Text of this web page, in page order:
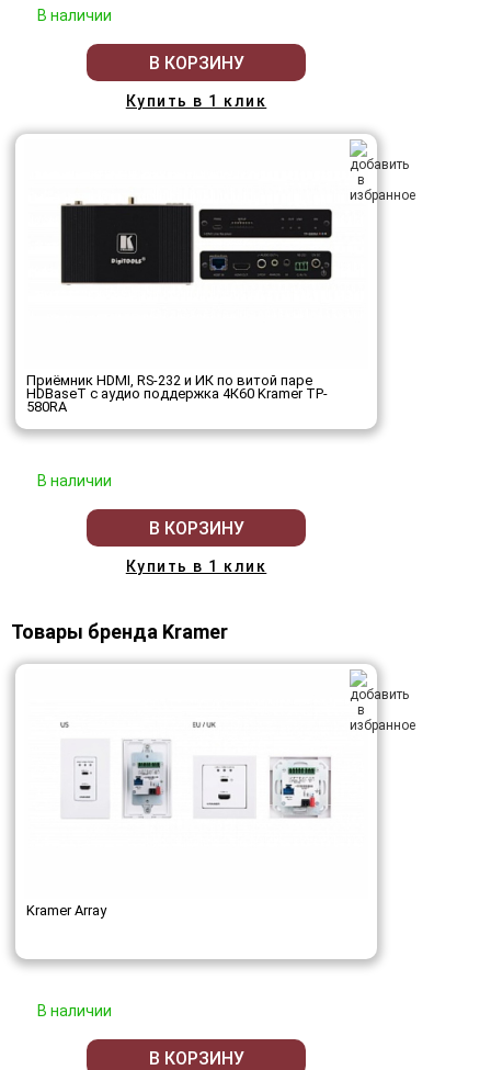
В наличии
В КОРЗИНУ
Купить в 1 клик
Приёмник HDMI, RS-232 и ИК по витой паре
HDBaseT с аудио поддержка 4К60 Kramer TP-
580RA
В наличии
В КОРЗИНУ
Купить в 1 клик
Товары бренда Kramer
Kramer Array
В наличии
В КОРЗИНУ